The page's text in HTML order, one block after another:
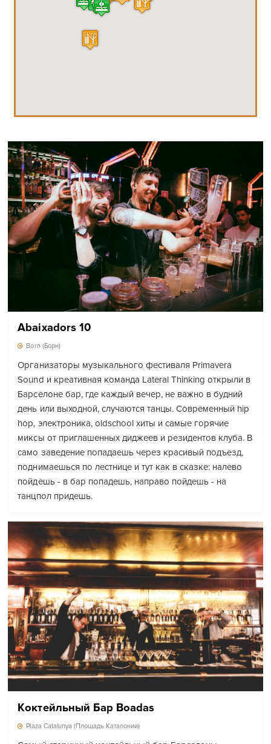
Abaixadors 10
Born (Борн)
Организаторы музыкального фестиваля Primavera
Sound и креативная команда Lateral Thinking открыли в
Барселоне бар, где каждый вечер, не важно в будний
день или выходной, случаются танцы. Современный hip
hop, электроника, oldschool хиты и самые горячие
миксы от приглашенных диджеев и резидентов клуба. В
само заведение попадаешь через красивый подъезд,
поднимаешься по лестнице и тут как в сказке: налево
пойдешь - в бар попадешь, направо пойдешь - на
танцпол придешь.
Коктейльный Бар Boadas
Plaza Catalunya (Площадь Каталонии)